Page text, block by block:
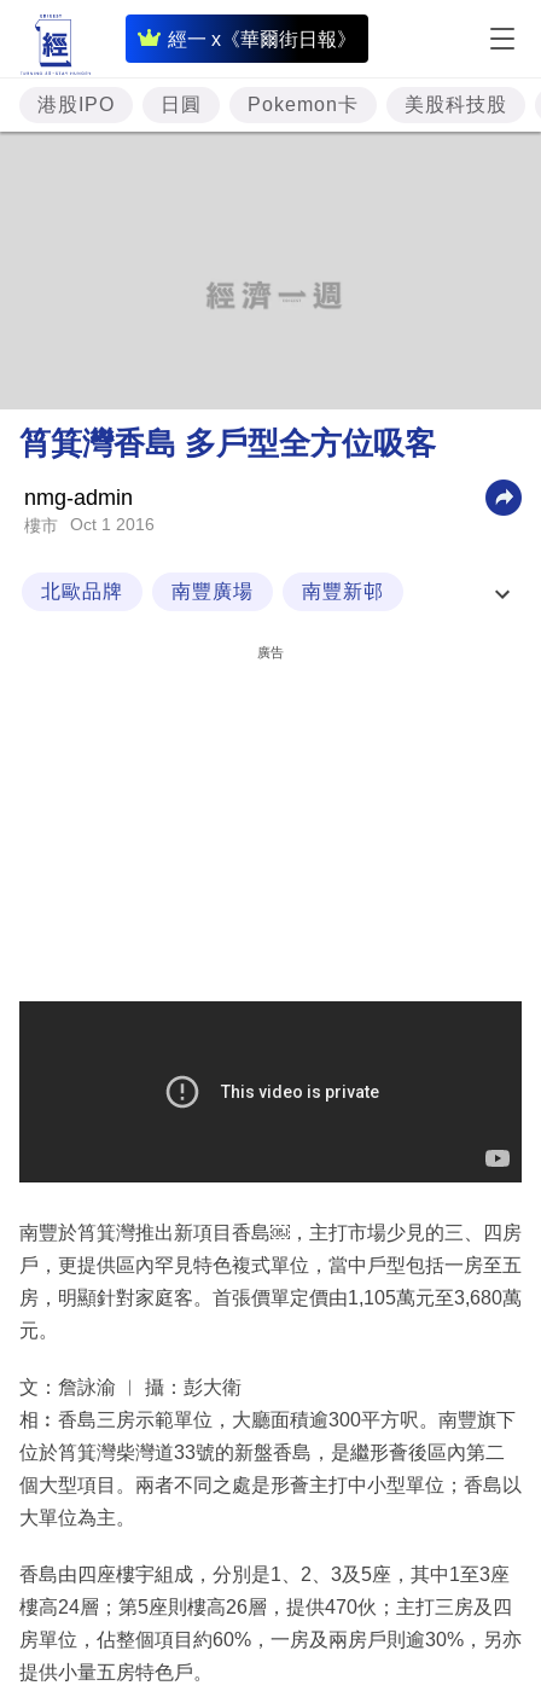
經一 x《華爾街日報》
即
時
財
經
理
財
業
閱
港股IPO 日圓 Pokemon卡 美股科技股
筲箕灣香島 多戶型全方位吸客
nmg-admin
樓市 Oct 1 2016
北歐品牌 南豐廣場 南豐新邨
廣告
南豐於筲箕灣推出新項目香島￼，主打市場少見的三、四房
戶，更提供區內罕見特色複式單位，當中戶型包括一房至五
房，明顯針對家庭客。首張價單定價由1,105萬元至3,680萬
元。
文：詹詠渝 ︳ 攝：彭大衛
相︰香島三房示範單位，大廳面積逾300平方呎。南豐旗下
位於筲箕灣柴灣道33號的新盤香島，是繼形薈後區內第二
個大型項目。兩者不同之處是形薈主打中小型單位；香島以
大單位為主。
香島由四座樓宇組成，分別是1、2、3及5座，其中1至3座
樓高24層；第5座則樓高26層，提供470伙；主打三房及四
房單位，佔整個項目約60%，一房及兩房戶則逾30%，另亦
提供小量五房特色戶。